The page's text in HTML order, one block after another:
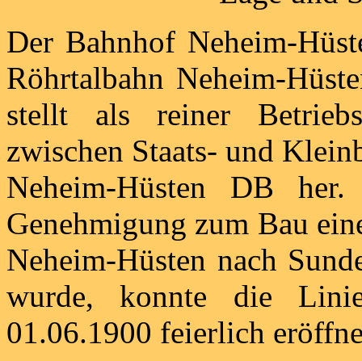
Der Bahnhof Neheim-
Röhrtalbahn Neheim-
stellt als reiner
zwischen Staats- und
Neheim-Hüsten DB
Genehmigung zum Bau
Neheim-Hüsten nach
wurde, konnte die
01.06.1900 feierlich